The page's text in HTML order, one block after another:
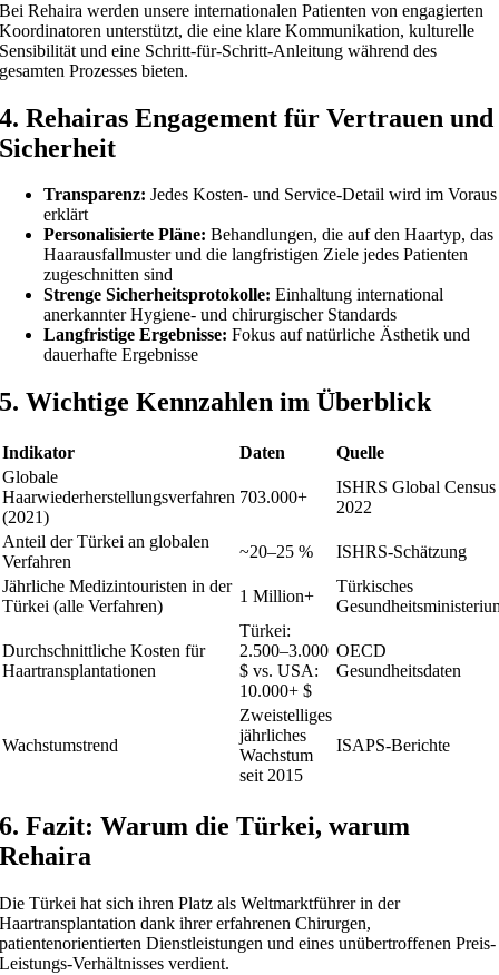
Bei Rehaira werden unsere internationalen Patienten von engagierten
Koordinatoren unterstützt, die eine klare Kommunikation, kulturelle
Sensibilität und eine Schritt-für-Schritt-Anleitung während des
gesamten Prozesses bieten.
4. Rehairas Engagement für Vertrauen und
Sicherheit
Transparenz: Jedes Kosten- und Service-Detail wird im Voraus
erklärt
Personalisierte Pläne: Behandlungen, die auf den Haartyp, das
Haarausfallmuster und die langfristigen Ziele jedes Patienten
zugeschnitten sind
Strenge Sicherheitsprotokolle: Einhaltung international
anerkannter Hygiene- und chirurgischer Standards
Langfristige Ergebnisse: Fokus auf natürliche Ästhetik und
dauerhafte Ergebnisse
5. Wichtige Kennzahlen im Überblick
Indikator Daten
Quelle
Globale
Haarwiederherstellungsverfahren
(2021)
703.000+
ISHRS Global Census
2022
Anteil der Türkei an globalen
Verfahren
~20–25 %
ISHRS-Schätzung
Jährliche Medizintouristen in der
Türkei (alle Verfahren)
1 Million+
Türkisches
Durchschnittliche Kosten für
Haartransplantationen
Türkei:
2.500–3.000
$ vs. USA:
10.000+ $
OECD
Gesundheitsdaten
Wachstumstrend
Zweistelliges
jährliches
Wachstum
seit 2015
ISAPS-Berichte
6. Fazit: Warum die Türkei, warum
Rehaira
Die Türkei hat sich ihren Platz als Weltmarktführer in der
Haartransplantation dank ihrer erfahrenen Chirurgen,
patientenorientierten Dienstleistungen und eines unübertroffenen Preis-
Leistungs-Verhältnisses verdient.